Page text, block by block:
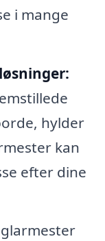
i mange
hylder
kan
efter dine
glarmester